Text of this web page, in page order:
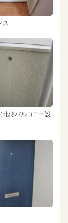
ス
北側バルコニー設